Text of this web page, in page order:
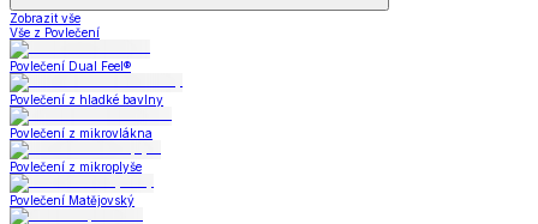
Zobrazit vše
Vše z Povlečení
Povlečení Dual Feel®
Povlečení z hladké bavlny
Povlečení z mikrovlákna
Povlečení z mikroplyše
Povlečení Matějovský